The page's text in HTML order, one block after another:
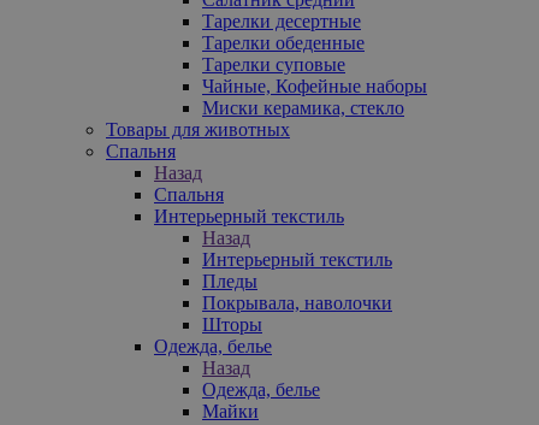
Тарелки десертные
Тарелки обеденные
Тарелки суповые
Чайные, Кофейные наборы
Миски керамика, стекло
Товары для животных
Спальня
Назад
Спальня
Интерьерный текстиль
Назад
Интерьерный текстиль
Пледы
Покрывала, наволочки
Шторы
Одежда, белье
Назад
Одежда, белье
Майки